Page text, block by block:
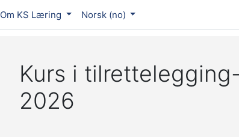
Om KS Læring Norsk ‎(no)‎
Kurs i
2026